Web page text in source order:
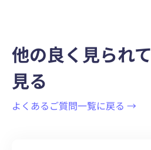
他の良く見られ
見る
よくあるご質問一覧に戻る →